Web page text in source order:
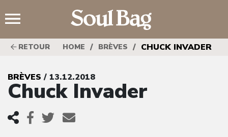
RETOUR HOME / BRÈVES / CHUCK INVADER
BRÈVES / 13.12.2018
Chuck Invader